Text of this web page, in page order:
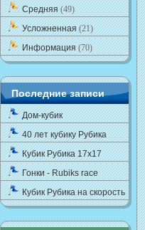
Средняя(49)
Усложненная(21)
Информация(70)
Последние записи
Дом-кубик
40 лет кубику Рубика
Кубик Рубика 17x17
Гонки - Rubiks race
Кубик Рубика на скорость